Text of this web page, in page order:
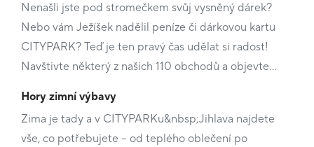
Nenašli jste pod stromečkem svůj vysněný dárek?
Nebo vám Ježíšek nadělil peníze či dárkovou kartu
CITYPARK? Teď je ten pravý čas udělat si radost!
Navštivte některý z našich 110 obchodů a objevte…
Hory zimní výbavy
Zima je tady a v CITYPARKu&nbsp;Jihlava najdete
vše, co potřebujete – od teplého oblečení po